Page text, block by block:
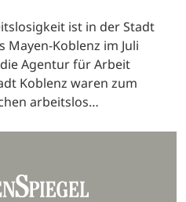
ist in der Stadt
Mayen-Koblenz im Juli
Agentur für Arbeit
Koblenz waren zum
arbeitslos…